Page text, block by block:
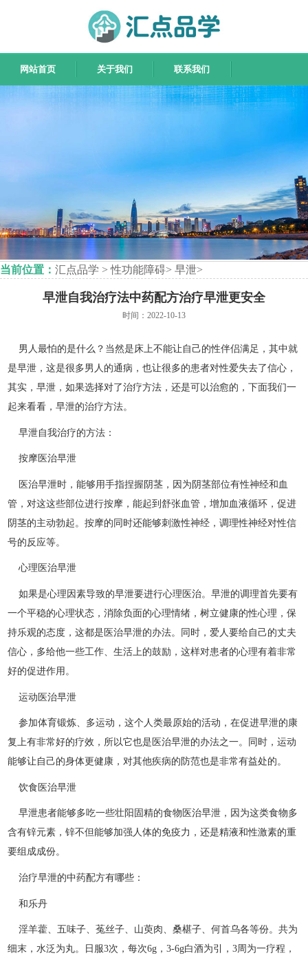
网站首页 关于我们 联系我们
当前位置： 汇点品学 >性功能障碍> 早泄>
早泄自我治疗法中药配方治疗早泄更安全
时间：2022-10-13
男人最怕的是什么？当然是床上不能让自己的性伴侣满足，其中就
是早泄，这是很多男人的通病，也让很多的患者对性爱失去了信心，
其实，早泄，如果选择对了治疗方法，还是可以治愈的，下面我们一
起来看看，早泄的治疗方法。
早泄自我治疗的方法：
按摩医治早泄
医治早泄时，能够用手指捏握阴茎，因为阴茎部位有性神经和血
管，对这这些部位进行按摩，能起到舒张血管，增加血液循环，促进
阴茎的主动勃起。按摩的同时还能够刺激性神经，调理性神经对性信
号的反应等。
心理医治早泄
如果是心理因素导致的早泄要进行心理医治。早泄的调理首先要有
一个平稳的心理状态，消除负面的心理情绪，树立健康的性心理，保
持乐观的态度，这都是医治早泄的办法。同时，爱人要给自己的丈夫
信心，多给他一些工作、生活上的鼓励，这样对患者的心理有着非常
好的促进作用。
运动医治早泄
参加体育锻炼、多运动，这个人类最原始的活动，在促进早泄的康
复上有非常好的疗效，所以它也是医治早泄的办法之一。同时，运动
能够让自己的身体更健康，对其他疾病的防范也是非常有益处的。
饮食医治早泄
早泄患者能够多吃一些壮阳固精的食物医治早泄，因为这类食物多
含有锌元素，锌不但能够加强人体的免疫力，还是精液和性激素的重
要组成成份。
治疗早泄的中药配方有哪些：
和乐丹
淫羊藿、五味子、菟丝子、山萸肉、桑椹子、何首乌各等份。共为
细末，水泛为丸。日服3次，每次6g，3-6g白酒为引，3周为一疗程，